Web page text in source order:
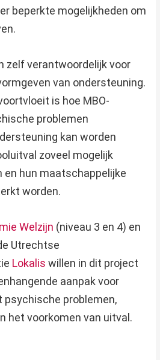
beperkte mogelijkheden om
zelf verantwoordelijk voor
van ondersteuning.
is hoe MBO-
problemen
kan worden
zoveel mogelijk
en hun maatschappelijke
worden.
Welzijn (niveau 3 en 4) en
Utrechtse
Lokalis willen in dit project
aanpak voor
psychische problemen,
het voorkomen van uitval.